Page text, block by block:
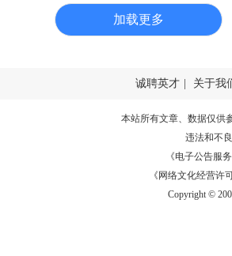
加载更多
诚聘英才 关于我
本站所有文章、数据仅供
违法和不
《电子公告服务
《网络文化经营许
Copyright ©